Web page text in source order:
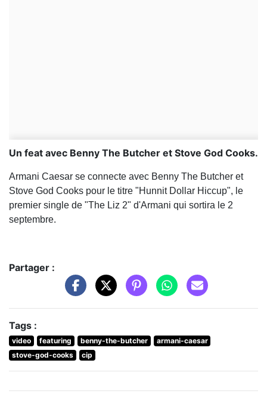
Un feat avec Benny The Butcher et Stove God Cooks.
Armani Caesar se connecte avec Benny The Butcher et
Stove God Cooks pour le titre "Hunnit Dollar Hiccup", le
premier single de "The Liz 2" d'Armani qui sortira le 2
septembre.
Partager :
Tags :
video featuring benny-the-butcher
armani-caesar
stove-god-cooks
cip